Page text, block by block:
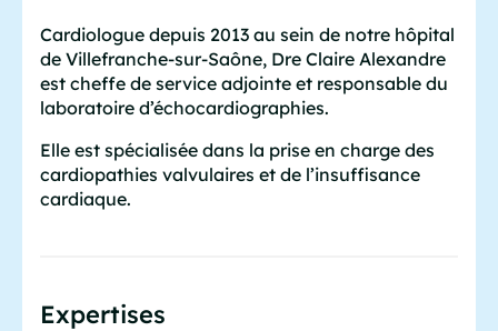
Cardiologue depuis 2013 au sein de notre hôpital
de Villefranche-sur-Saône, Dre Claire Alexandre
est cheffe de service adjointe et responsable du
laboratoire d’échocardiographies.
Elle est spécialisée dans la prise en charge des
cardiopathies valvulaires et de l’insuffisance
cardiaque.
Expertises